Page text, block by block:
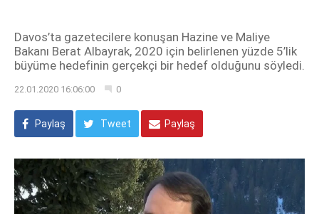
Davos’ta gazetecilere konuşan Hazine ve Maliye
Bakanı Berat Albayrak, 2020 için belirlenen yüzde 5’lik
büyüme hedefinin gerçekçi bir hedef olduğunu söyledi.
22.01.2020 16:06:00 0
Paylaş Tweet Paylaş